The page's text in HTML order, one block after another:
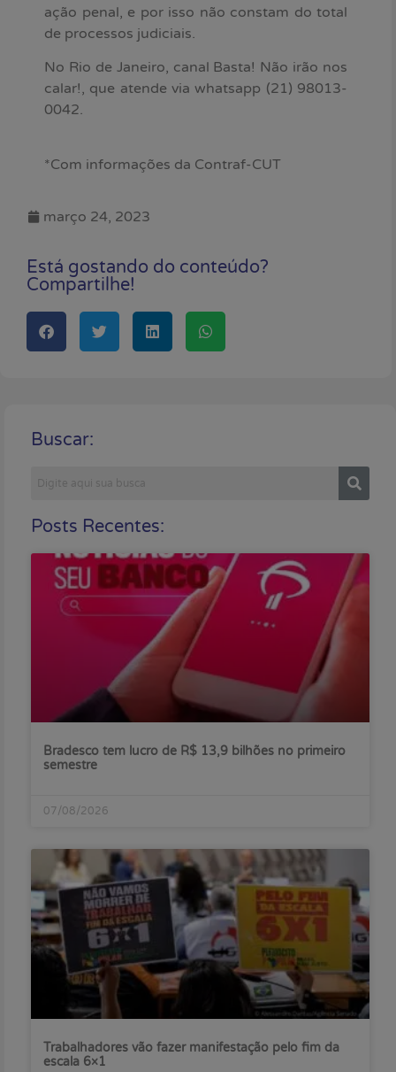
ação penal, e por isso não constam do total
de processos judiciais.
No Rio de Janeiro, canal Basta! Não irão nos
calar!, que atende via whatsapp (21) 98013-
0042.
*Com informações da Contraf-CUT
março 24, 2023
Está gostando do conteúdo?
Compartilhe!
Buscar:
Posts Recentes:
Bradesco tem lucro de R$ 13,9 bilhões no primeiro
semestre
07/08/2026
Trabalhadores vão fazer manifestação pelo fim da
escala 6×1